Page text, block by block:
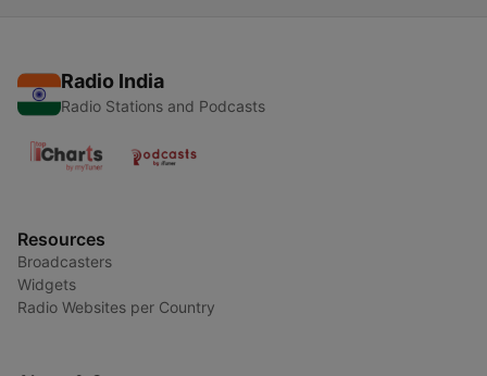
Radio India
Radio Stations and Podcasts
Resources
Broadcasters
Widgets
Radio Websites per Country